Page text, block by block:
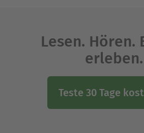
Lesen. Hören.
erleben.
Teste 30 Tage